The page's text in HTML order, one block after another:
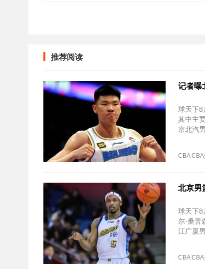
推荐阅读
记者曝
球天下8
其中主
京北汽
CBA CBA
北京男
球天下8
尔·桑普
江广厦
CBA CBA